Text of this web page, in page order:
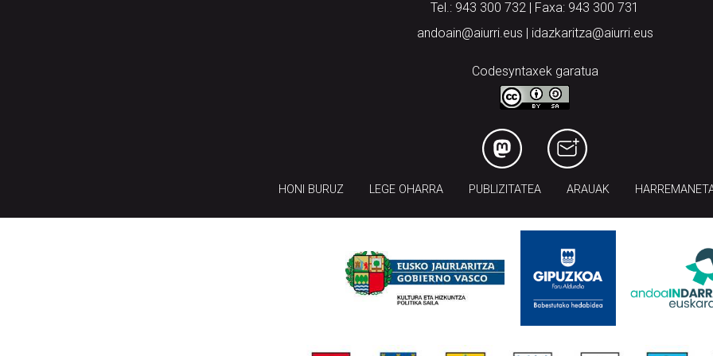
Tel.: 943 300 732 | Faxa: 943 300 731
andoain@aiurri.eus | idazkaritza@aiurri.eus
Codesyntaxek garatua
HONI BURUZ LEGE OHARRA PUBLIZITATEA ARAUAK